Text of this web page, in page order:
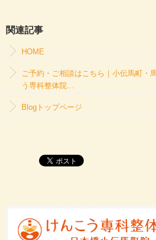
関連記事
HOME
ご予約・ご相談はこちら｜小伝馬町・
う専科整体院...
Blogトップページ